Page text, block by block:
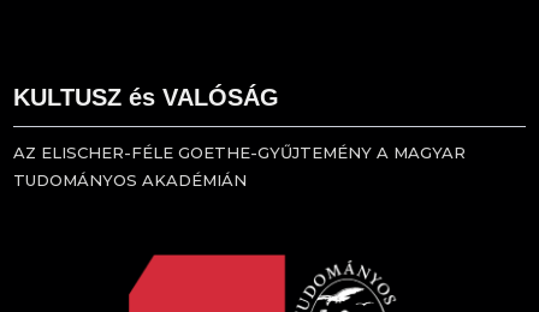
KULTUSZ és VALÓSÁG
AZ ELISCHER-FÉLE GOETHE-GYŰJTEMÉNY A MAGYAR
TUDOMÁNYOS AKADÉMIÁN